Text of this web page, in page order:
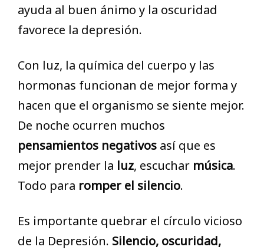
ayuda al buen ánimo y la oscuridad
favorece la depresión.
Con luz, la química del cuerpo y las
hormonas funcionan de mejor forma y
hacen que el organismo se siente mejor.
De noche ocurren muchos
pensamientos negativos así que es
mejor prender la luz, escuchar música.
Todo para romper el silencio.
Es importante quebrar el círculo vicioso
de la Depresión. Silencio, oscuridad,